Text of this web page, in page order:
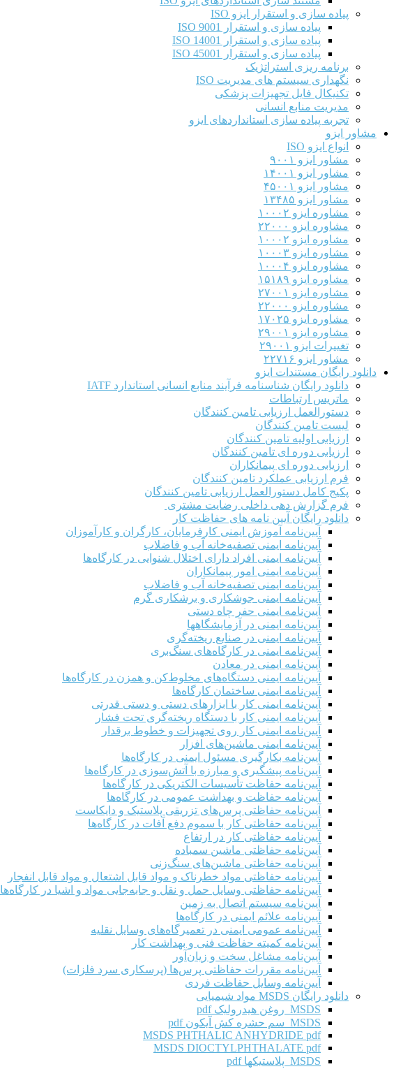
پیاده سازی و استقرار ایزو ISO
پیاده سازی و استقرار ISO 9001​
پیاده سازی و استقرار ISO 14001
پیاده سازی و استقرار ISO 45001
برنامه ریزی استراتژیک
نگهداری سیستم های مدیریت ISO
تکنیکال فایل تجهیزات پزشکی
مدیریت منابع انسانی
تجربه پیاده سازی استانداردهای ایزو
مشاور ایزو
انواع ایزو ISO
مشاور ایزو ۹۰۰۱
مشاور ایزو ۱۴۰۰۱
مشاور ایزو ۴۵۰۰۱
مشاور ایزو ۱۳۴۸۵
مشاوره ایزو ۱۰۰۰۲
مشاوره ایزو ۲۲۰۰۰
مشاوره ایزو ۱۰۰۰۲
مشاوره ایزو ۱۰۰۰۳
مشاوره ایزو ۱۰۰۰۴
مشاوره ایزو ۱۵۱۸۹
مشاوره ایزو ۲۷۰۰۱
مشاوره ایزو ۲۲۰۰۰
مشاوره ایزو ۱۷۰۲۵
مشاوره ایزو ۲۹۰۰۱
تغییرات ایزو ۲۹۰۰۱
مشاور ایزو ۲۲۷۱۶
دانلود رایگان مستندات ایزو
دانلود رایگان شناسنامه فرآیند منابع انسانی استاندارد IATF
ماتریس ارتباطات
دستورالعمل ارزیابی تامین کنندگان
لیست تامین کنندگان
ارزیابی اولیه تامین کنندگان
ارزیابی دوره ای تامین کنندگان
ارزیابی دوره ای پیمانکاران
فرم ارزيابی عملکرد تامین کنندگان
پکیج کامل دستورالعمل ارزیابی تامین کنندگان
فرم گزارش دهی داخلی رضایت مشتری
دانلود رایگان آیین نامه های حفاظت کار
آیین‌نامه آموزش ایمنی کارفرمایان، کارگران و کارآموزان
آیین‌نامه ایمنی تصفیه‌خانه آب و فاضلاب
آیین‌نامه ایمنی افراد دارای اختلال شنوایی در کارگاه‌ها
آیین‌نامه ایمنی امور پیمانکاران
آیین‌نامه ایمنی تصفیه‌خانه آب و فاضلاب
آیین‌نامه ایمنی جوشکاری و برشکاری گرم
آیین‌نامه ایمنی حفر چاه دستی
آیین‌نامه ایمنی در آزمایشگاهها
آیین‌نامه ایمنی در صنایع ریخته‌گری
آیین‌نامه ایمنی در کارگاه‌های سنگ‌بری
آیین‌نامه ایمنی در معادن
آیین‌نامه ایمنی دستگاه‌های مخلوط‌کن و همزن در کارگاه‌ها
آیین‌نامه ایمنی ساختمان کارگاه‌ها
آیین‌نامه ایمنی کار با ابزارهای دستی و دستی قدرتی
آیین‌نامه ایمنی کار با دستگاه ریخته‌گری تحت فشار
آیین‌نامه ایمنی کار روی تجهیزات و خطوط برقدار
آیین‌نامه ایمنی ماشین‌های افزار
آیین‌نامه بکارگیری مسئول ایمنی در کارگاه‌ها
آیین‌نامه پیشگیری و مبارزه با آتش‌سوزی در کارگاه‌ها
آیین‌نامه حفاظت تأسیسات الکتریکی در کارگاه‌ها
آیین‌نامه حفاظت و بهداشت عمومی در کارگاه‌ها
آیین‌نامه حفاظتی پرس‌های تزریقی پلاستیک و دایکاست
آیین‌نامه حفاظتی کار با سموم دفع آفات در کارگاه‌ها
آیین‌نامه حفاظتی کار در ارتفاع
آیین‌نامه حفاظتی ماشین سمباده
آیین‌نامه حفاظتی ماشین‌های سنگ‌زنی
آیین‌نامه حفاظتی مواد خطرناک و مواد قابل اشتعال و مواد قابل انفجار
آیین‌نامه حفاظتی وسایل حمل و نقل و جابه‌جایی مواد و اشیا در کارگاه‌ها
آیین‌نامه سیستم اتصال به زمین
آیین‌نامه علائم ایمنی در کارگاه‌ها
آیین‌نامه عمومی ایمنی در تعمیرگاه‌های وسایل نقلیه
آیین‌نامه کمیته حفاظت فنی و بهداشت کار
آیین‌نامه مشاغل سخت و زیان‌آور
آیین‌نامه مقررات حفاظتی پرس‌ها (پرسکاری سرد فلزات)
آیین‌نامه وسایل حفاظت فردی
دانلود رایگان MSDS مواد شیمیایی
MSDS روغن هیدرولیک pdf
MSDS سم حشره کش آیکون pdf
MSDS PHTHALIC ANHYDRIDE pdf
MSDS DIOCTYLPHTHALATE pdf
MSDS پلاستیکها pdf